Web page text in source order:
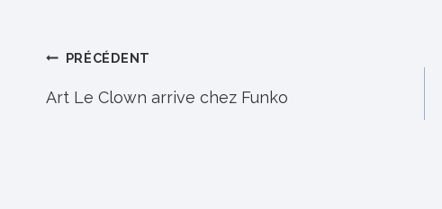
Navigation
de
PRÉCÉDENT
Art Le Clown arrive chez Funko